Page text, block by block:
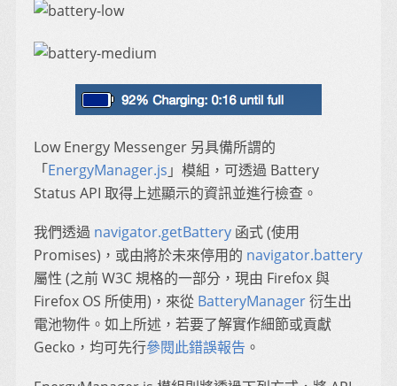
Low Energy Messenger 另具備所謂的
「EnergyManager.js 」模組，可透過 Battery
Status API 取得上述顯示的資訊並進行檢查。
我們透過 navigator.getBattery 函式 (使用
Promises)，或由將於未來停用的 navigator.battery
屬性 (之前 W3C 規格的一部分，現由 Firefox 與
Firefox OS 所使用)，來從 BatteryManager衍生出
電池物件。如上所述，若要了解實作細節或貢獻
Gecko，均可先行參閱此錯誤報告 。